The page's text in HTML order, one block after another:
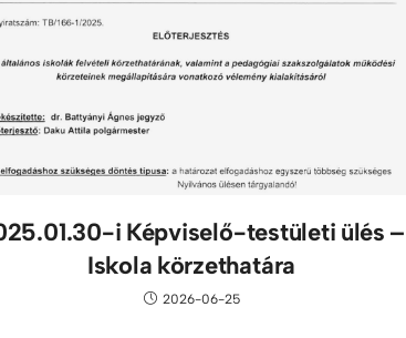
i Képviselő-testületi ülés –
Iskola körzethatára
2026-06-25